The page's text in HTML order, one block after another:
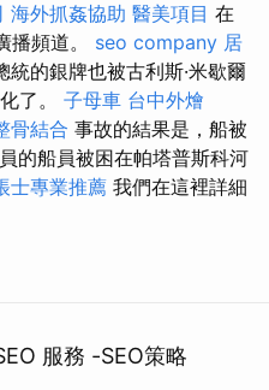
海外抓姦協助 醫美項目 在
播頻道。 seo company 居
統的銀牌也被古利斯·米歇爾
了。 子母車 台中外燴
骨結合 事故的結果是，船被
的船員被困在帕塔普斯科河
士專業推薦 我們在這裡詳細
服務 -SEO策略